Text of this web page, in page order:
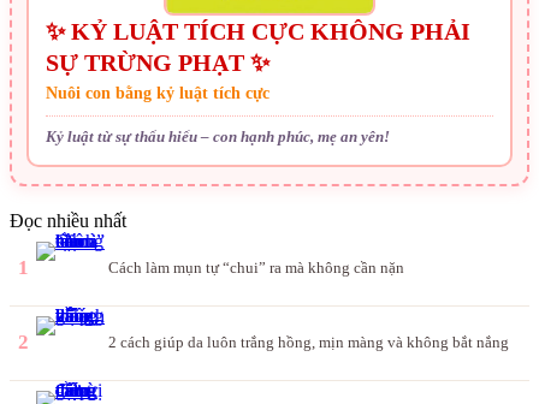
✨ KỶ LUẬT TÍCH CỰC KHÔNG PHẢI
SỰ TRỪNG PHẠT ✨
Nuôi con bằng kỷ luật tích cực
Kỷ luật từ sự thấu hiểu – con hạnh phúc, mẹ an yên!
Đọc nhiều nhất
1 Cách làm mụn tự “chui” ra mà không cần nặn
2 2 cách giúp da luôn trắng hồng, mịn màng và không bắt nắng